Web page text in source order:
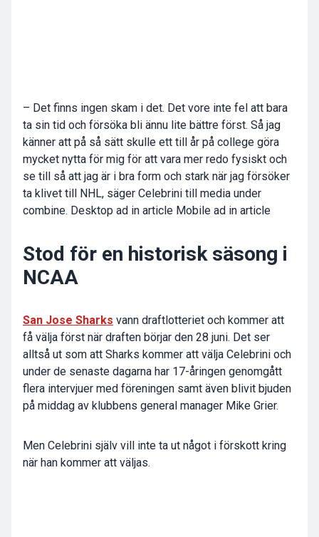
– Det finns ingen skam i det. Det vore inte fel att bara
ta sin tid och försöka bli ännu lite bättre först. Så jag
känner att på så sätt skulle ett till år på college göra
mycket nytta för mig för att vara mer redo fysiskt och
se till så att jag är i bra form och stark när jag försöker
ta klivet till NHL, säger Celebrini till media under
combine. Desktop ad in article Mobile ad in article
Stod för en historisk säsong i
NCAA
San Jose Sharks vann draftlotteriet och kommer att
få välja först när draften börjar den 28 juni. Det ser
alltså ut som att Sharks kommer att välja Celebrini och
under de senaste dagarna har 17-åringen genomgått
flera intervjuer med föreningen samt även blivit bjuden
på middag av klubbens general manager Mike Grier.
Men Celebrini själv vill inte ta ut något i förskott kring
när han kommer att väljas.